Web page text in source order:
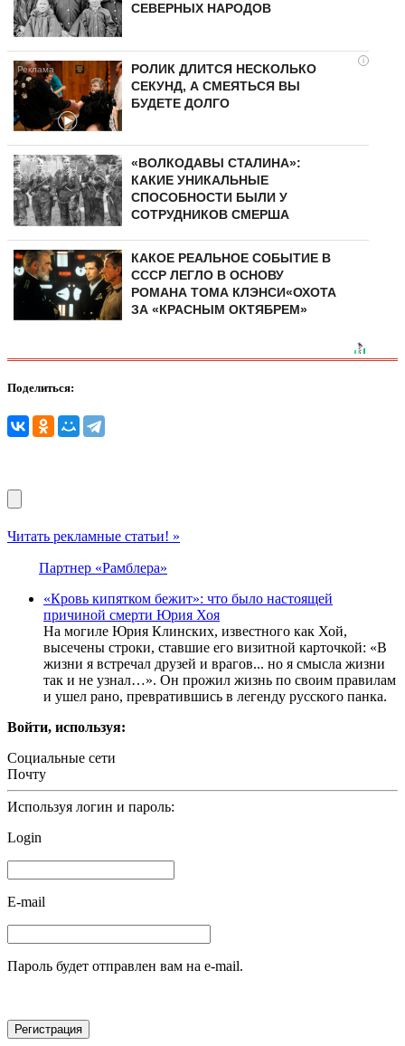
СЕВЕРНЫХ НАРОДОВ
i
РОЛИК ДЛИТСЯ НЕСКОЛЬКО
СЕКУНД, А СМЕЯТЬСЯ ВЫ
БУДЕТЕ ДОЛГО
«ВОЛКОДАВЫ СТАЛИНА»:
КАКИЕ УНИКАЛЬНЫЕ
СПОСОБНОСТИ БЫЛИ У
СОТРУДНИКОВ СМЕРША
КАКОЕ РЕАЛЬНОЕ СОБЫТИЕ В
СССР ЛЕГЛО В ОСНОВУ
РОМАНА ТОМА КЛЭНСИ«ОХОТА
ЗА «КРАСНЫМ ОКТЯБРЕМ»
Поделиться:
Читать рекламные статьи! »
Партнер «Рамблера»
«Кровь кипятком бежит»: что было настоящей
причиной смерти Юрия Хоя
На могиле Юрия Клинских, известного как Хой,
высечены строки, ставшие его визитной карточкой: «В
жизни я встречал друзей и врагов... но я смысла жизни
так и не узнал…». Он прожил жизнь по своим правилам
и ушел рано, превратившись в легенду русского панка.
Войти, используя:
Социальные сети
Почту
Используя логин и пароль:
Login
E-mail
Пароль будет отправлен вам на e-mail.